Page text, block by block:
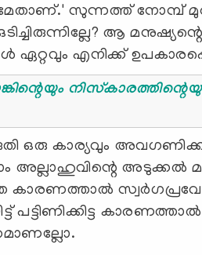
സുന്നത്ത് നോമ്പ്
ആ
ഏറ്റവും എനിക്ക്
Also Read:ബാങ്കിന്റെയും
ഒരു കാര്യവും
അല്ലാഹുവിന്റെ അടുക്കൽ
കാരണത്താൽ
പട്ടിണിക്കിട്ട